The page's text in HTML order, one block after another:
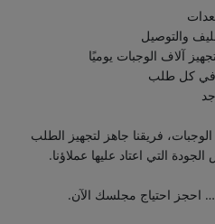
والتوصيل
آلاف الوجبات يوميًا
في كل طلب
فريقنا جاهز لتجهيز الطلب
التي اعتاد عليها عملاؤنا.
… احجز احتياج مجلسك الآن.